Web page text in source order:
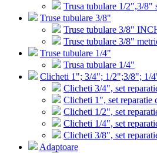
Trusa tubulare 1/2",3/8"
Truse tubulare 3/8"
Truse tubulare 3/8"
Truse tubulare 3/8"
Truse tubulare 1/4"
Trusa tubulare 1/4"
Clicheti 1"; 3/4"; 1/2";3/8"; 1/
Clicheti 3/4", set
Clicheti 1", set reparatie
Clicheti 1/2", set
Clicheti 1/4", set
Clicheti 3/8", set
Adaptoare